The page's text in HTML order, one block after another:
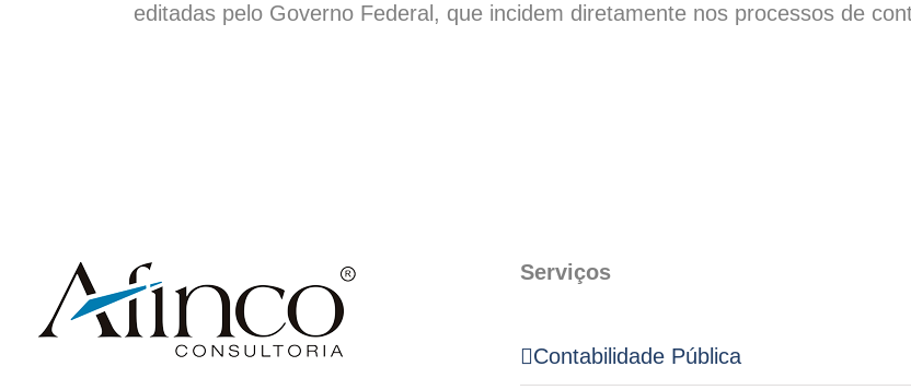
editadas pelo Governo Federal, que incidem diretamente nos processos de
Serviços
Contabilidade Pública